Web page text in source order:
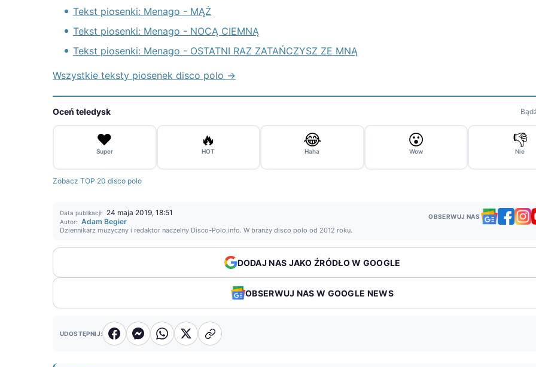
Tekst piosenki: Menago - MĄŻ
Tekst piosenki: Menago - NOCĄ CIEMNĄ
Tekst piosenki: Menago - OSTATNI RAZ ZATAŃCZYSZ ZE MNĄ
Wszystkie teksty piosenek disco polo →
Oceń teledysk
❤️
Super
🔥
HOT
😂
Haha
😮
Wow
👎
Nie
Zobacz TOP 20 disco polo
Data publikacji: 24 maja 2019, 18:51
Autor: Adam Begier
Dziennikarz muzyczny i redaktor naczelny Disco-Polo.info. W branży disco polo od 2012 roku.
OBSERWUJ NAS
DODAJ NAS JAKO ŹRÓDŁO W GOOGLE
OBSERWUJ NAS W GOOGLE NEWS
UDOSTĘPNIJ: